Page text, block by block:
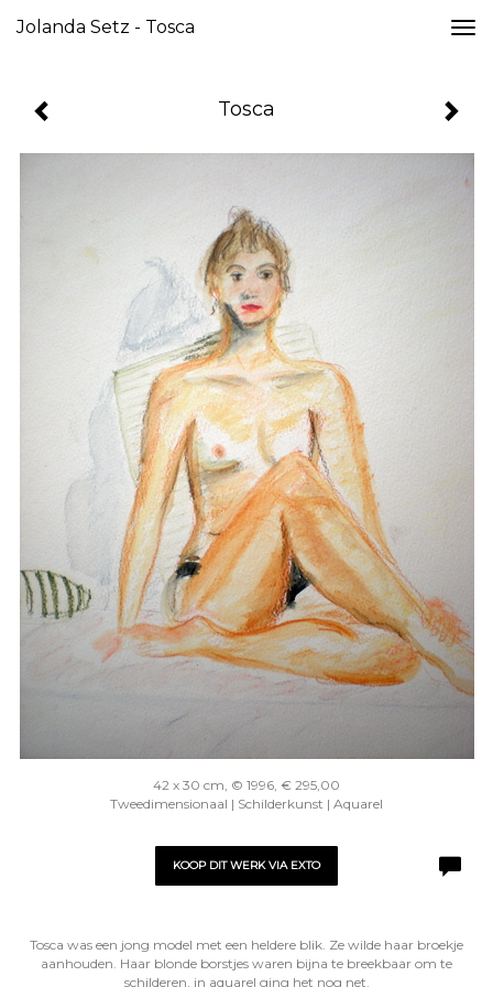
Jolanda Setz - Tosca
Tosca
42 x 30 cm, © 1996, € 295,00
Tweedimensionaal | Schilderkunst | Aquarel
KOOP DIT WERK VIA EXTO
Tosca was een jong model met een heldere blik. Ze wilde haar broekje
aanhouden. Haar blonde borstjes waren bijna te breekbaar om te
schilderen, in aquarel ging het nog net.